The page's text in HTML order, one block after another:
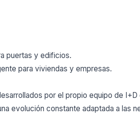
puertas y edificios.
para viviendas y empresas.
por el propio equipo de
evolución constante adaptada a las